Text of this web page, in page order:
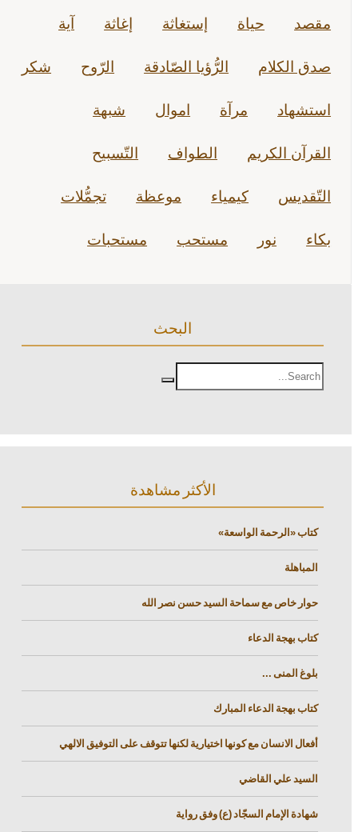
مقصد حياة إستغاثة إغاثة آية
صدق الكلام الرُّؤيا الصّادقة الرّوح شكر
استشهاد مرآة اموال شبهة
القرآن الكريم الطواف التّسبيح
التّقديس كيمياء موعظة تجمُّلات
بكاء نور مستحب مستحبات
البحث
الأكثر مشاهدة
كتاب «الرحمة الواسعة»
المباهلة
حوار خاص مع سماحة السيد حسن نصر الله
كتاب بهجة الدعاء
بلوغ المنى ...
كتاب بهجة الدعاء المبارك
أفعال الانسان مع كونها اختيارية لكنها تتوقف على التوفيق الالهي
السيد علي القاضي
شهادة الإمام السجّاد (ع) وفق رواية